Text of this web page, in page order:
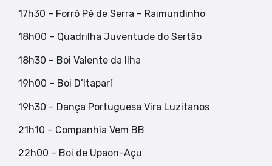
17h30 – Forró Pé de Serra – Raimundinho
18h00 – Quadrilha Juventude do Sertão
18h30 – Boi Valente da Ilha
19h00 – Boi D’Itaparí
19h30 – Dança Portuguesa Vira Luzitanos
21h10 – Companhia Vem BB
22h00 – Boi de Upaon-Açu